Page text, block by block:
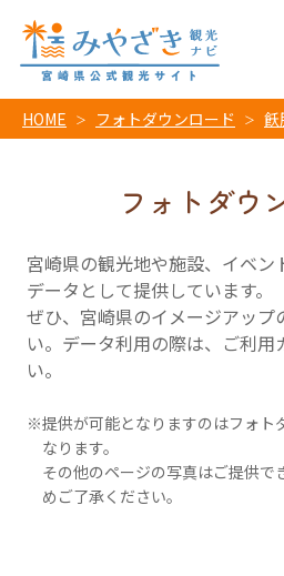
HOME フォトダウンロード 飫
フォトダウ
宮崎県の観光地や施設、イベ
データとして提供しています。
ぜひ、宮崎県のイメージアップ
い。データ利用の際は、ご利用
い。
提供が可能となりますのはフォト
なります。
その他のページの写真はご提供で
めご了承ください。